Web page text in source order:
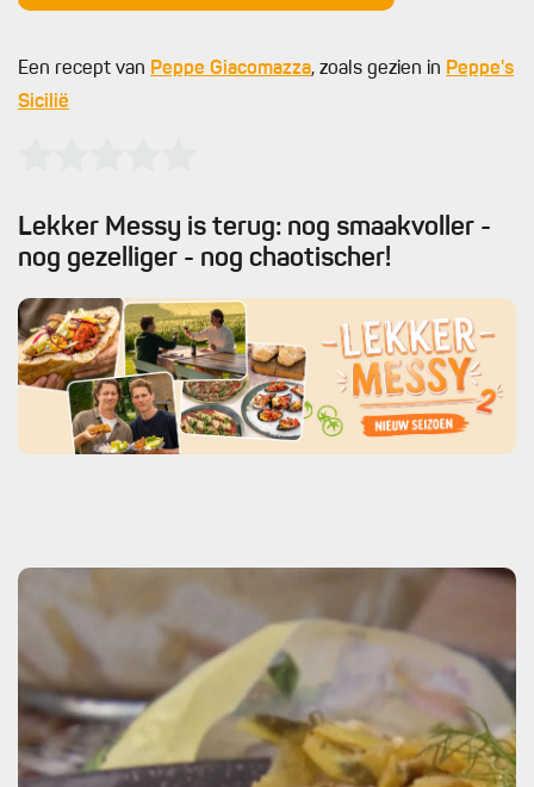
Een recept van Peppe Giacomazza, zoals gezien in Peppe's
Sicilië
Lekker Messy is terug: nog smaakvoller -
nog gezelliger - nog chaotischer!